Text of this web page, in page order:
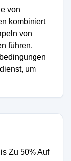
von
kombiniert
von
führen.
um
Zu 50% Auf